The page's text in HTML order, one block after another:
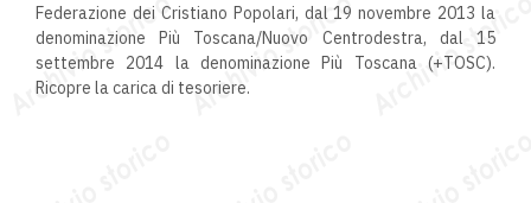
Federazione dei Cristiano Popolari, dal 19 novembre 2013 la
denominazione Più Toscana/Nuovo Centrodestra, dal 15
settembre 2014 la denominazione Più Toscana (+TOSC).
Ricopre la carica di tesoriere.